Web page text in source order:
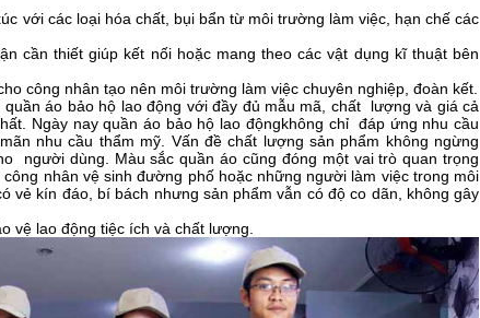
với các loại hóa chất, bụi bẩn từ môi trường làm việc, hạn chế các
cần thiết giúp kết nối hoặc mang theo các vật dụng kĩ thuật bên
công nhân tạo nên môi trường làm việc chuyên nghiệp, đoàn kết.
áo bảo hộ lao động với đầy đủ mẫu mã, chất lượng và giá cả
Ngày nay quần áo bảo hộ lao độngkhông chỉ đáp ứng nhu cầu
nhu cầu thẩm mỹ. Vấn đề chất lượng sản phẩm không ngừng
người dùng. Màu sắc quần áo cũng đóng một vai trò quan trọng
nhân vệ sinh đường phố hoặc những người làm việc trong môi
vẻ kín đáo, bí bách nhưng sản phẩm vẫn có độ co dãn, không gây
vệ lao động tiệc ích và chất lượng.